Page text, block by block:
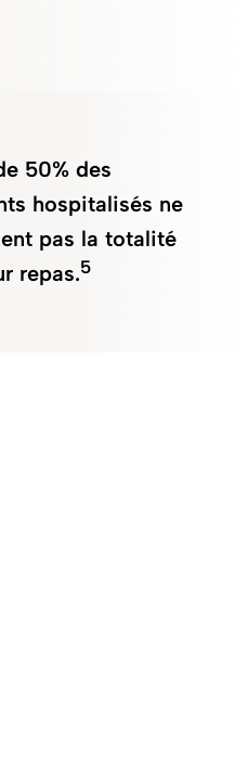
50% des
hospitalisés ne
pas la totalité
repas.5